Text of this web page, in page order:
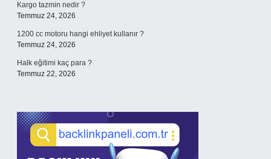
Kargo tazmin nedir ?
Temmuz 24, 2026
1200 cc motoru hangi ehliyet kullanır ?
Temmuz 24, 2026
Halk eğitimi kaç para ?
Temmuz 22, 2026